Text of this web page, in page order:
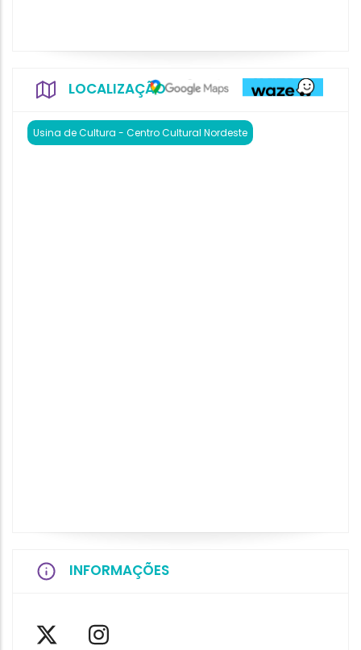
LOCALIZAÇÃO
Usina de Cultura - Centro Cultural Nordeste
INFORMAÇÕES